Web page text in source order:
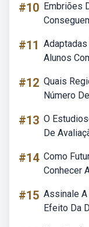
#10 Embriões
#11
Alunos
#12 Quais
Número
#13 O
De
#14 Como
Conhecer
#15 Assinale
Efeito Da